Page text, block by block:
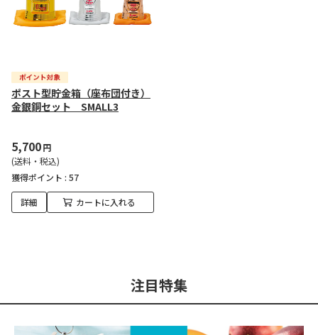
ポスト型貯金箱（座布団付き）
金銀銅セット SMALL3
5,700円
(送料・税込)
獲得ポイント : 57
詳細 カートに入れる
注目特集